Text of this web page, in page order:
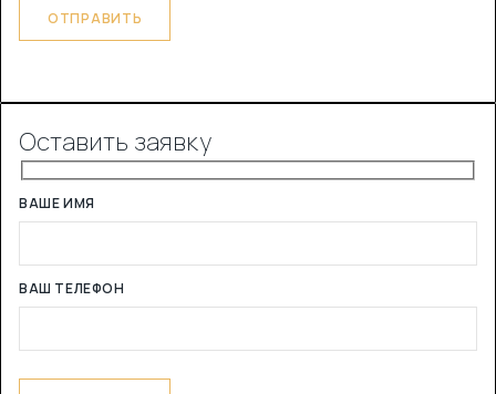
Оставить заявку
ВАШЕ ИМЯ
ВАШ ТЕЛЕФОН